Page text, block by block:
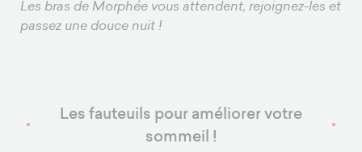
Les bras de Morphée vous attendent, rejoignez-les et
passez une douce nuit !
Les fauteuils pour améliorer votre
sommeil !